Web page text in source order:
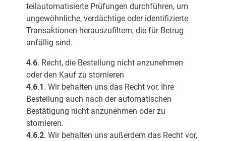
teilautomatisierte Prüfungen durchführen, um
ungewöhnliche, verdächtige oder identifizierte
Transaktionen herauszufiltern, die für Betrug
anfällig sind.
4.6. Recht, die Bestellung nicht anzunehmen
oder den Kauf zu stornieren
4.6.1. Wir behalten uns das Recht vor, Ihre
Bestellung auch nach der automatischen
Bestätigung nicht anzunehmen oder zu
stornieren.
4.6.2.Wir behalten uns außerdem das Recht vor,